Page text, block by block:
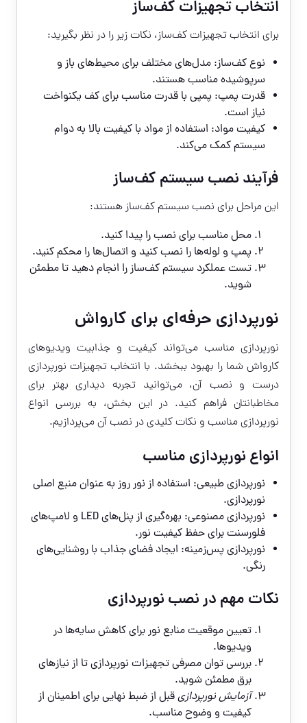
انتخاب تجهیزات کف‌ساز
برای انتخاب تجهیزات کف‌ساز، نکات زیر را در نظر بگیرید:
نوع کف‌ساز: مدل‌های مختلف برای محیط‌های باز و
سرپوشیده مناسب هستند.
قدرت پمپ: پمپی با قدرت مناسب برای کف یکنواخت
نیاز است.
کیفیت مواد: استفاده از مواد با کیفیت بالا به دوام
سیستم کمک می‌کند.
فرآیند نصب سیستم کف‌ساز
این مراحل برای نصب سیستم کف‌ساز هستند:
محل مناسب برای نصب را پیدا کنید.
پمپ و لوله‌ها را نصب کنید و اتصال‌ها را محکم کنید.
تست عملکرد سیستم کف‌ساز را انجام دهید تا مطمئن
شوید.
نورپردازی حرفه‌ای برای کارواش
نورپردازی مناسب می‌تواند کیفیت و جذابیت ویدیوهای
کارواش شما را بهبود ببخشد. با انتخاب تجهیزات نورپردازی
درست و نصب آن، می‌توانید تجربه دیداری بهتر برای
مخاطبانتان فراهم کنید. در این بخش، به بررسی انواع
نورپردازی مناسب و نکات کلیدی در نصب آن می‌پردازیم.
انواع نورپردازی مناسب
نورپردازی طبیعی: استفاده از نور روز به عنوان منبع اصلی
نورپردازی.
نورپردازی مصنوعی: بهره‌گیری از پنل‌های LED و لامپ‌های
فلورسنت برای حفظ کیفیت نور.
نورپردازی پس‌زمینه: ایجاد فضای جذاب با روشنایی‌های
رنگی.
نکات مهم در نصب نورپردازی
تعیین موقعیت منابع نور برای کاهش سایه‌ها در
ویدیوها.
بررسی توان مصرفی تجهیزات نورپردازی تا از نیازهای
برق مطمئن شوید.
آزمایش نورپردازیقبل از ضبط نهایی برای اطمینان از
کیفیت و وضوح مناسب.